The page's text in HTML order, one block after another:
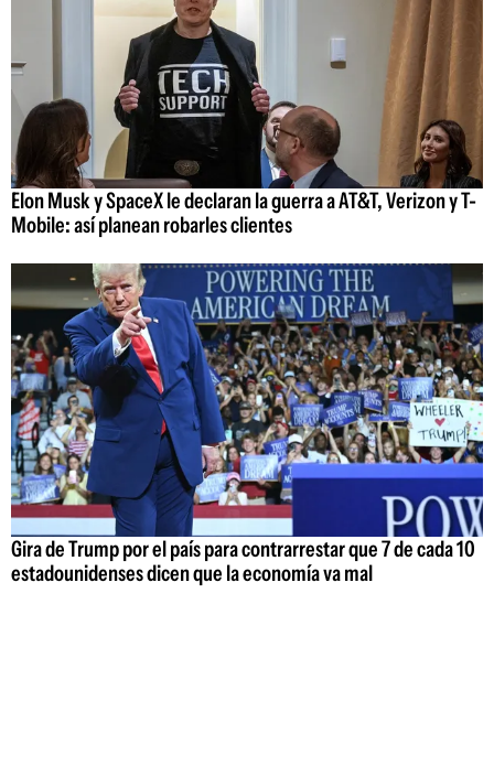
Elon Musk y SpaceX le declaran la guerra a AT&T, Verizon y T-
Mobile: así planean robarles clientes
Gira de Trump por el país para contrarrestar que 7 de cada 10
estadounidenses dicen que la economía va mal